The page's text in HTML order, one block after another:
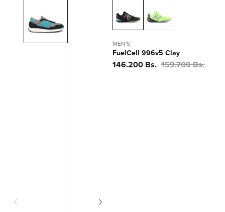
MEN'S
FuelCell 996v5 Clay
Precio
146.200 Bs. Precio
159.700 Bs.